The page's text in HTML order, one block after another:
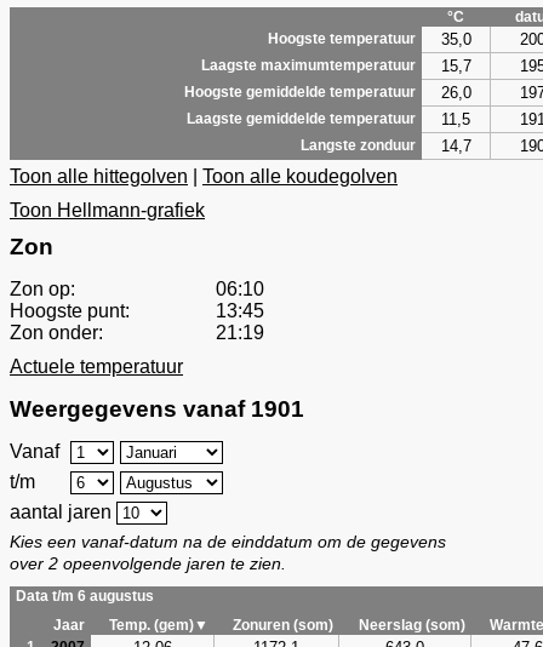
°C
Hoogste temperatuur
35,0
Laagste maximumtemperatuur 15,7
Hoogste gemiddelde temperatuur 26,0
Laagste gemiddelde temperatuur 11,5
Langste zonduur 14,7
Toon alle hittegolven
Toon alle koudegolven
Toon Hellmann-grafiek
Zon
Zon op:
06:10
Hoogste punt:
13:45
Zon onder:
21:19
Actuele temperatuur
Weergegevens vanaf 1901
Vanaf
t/m
aantal jaren
Kies een vanaf-datum na de einddatum om de gegevens
over 2 opeenvolgende jaren te zien.
Data t/m 6 augustus
Jaar
Temp. (gem)▼ Zonuren (som) Neerslag (som)